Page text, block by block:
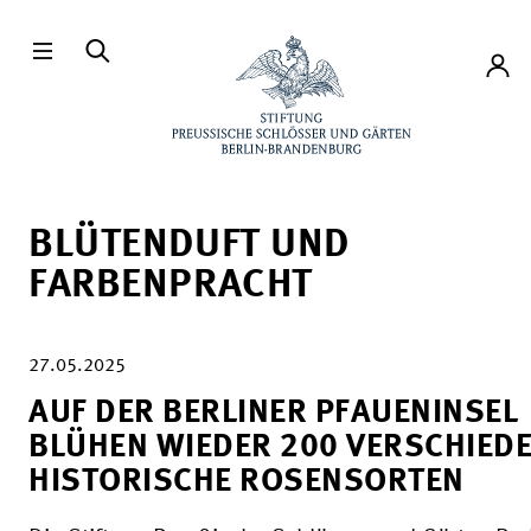
Konto
BLÜTENDUFT UND
FARBENPRACHT
27.05.2025
AUF DER BERLINER PFAUENINSEL
BLÜHEN WIEDER 200
HISTORISCHE ROSENSORTEN